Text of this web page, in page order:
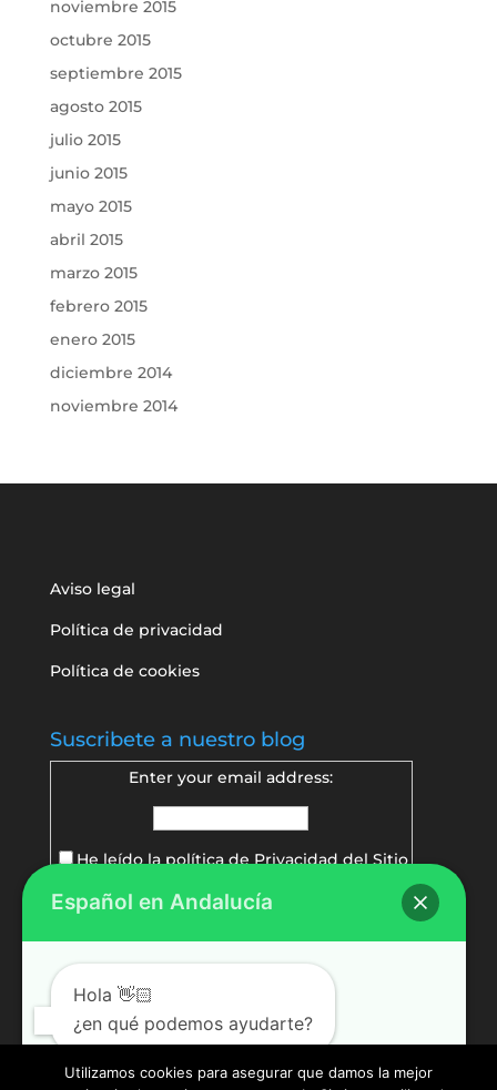
noviembre 2015
octubre 2015
septiembre 2015
agosto 2015
julio 2015
junio 2015
mayo 2015
abril 2015
marzo 2015
febrero 2015
enero 2015
diciembre 2014
noviembre 2014
Aviso legal
Política de privacidad
Política de cookies
Suscribete a nuestro blog
Enter your email address:
He leído la política dePrivacidad del Sitio
Español en Andalucía
Hola 👋🏻
¿en qué podemos ayudarte?
Utilizamos cookies para asegurar que damos la mejor